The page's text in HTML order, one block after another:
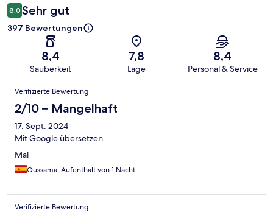
8,0 Sehr gut
397 Bewertungen
8,4
Sauberkeit
7,8
Lage
8,4
Personal & Service
Bewertungen
Verifizierte Bewertung
2/10 – Mangelhaft
17. Sept. 2024
Mit Google übersetzen
Mal
Oussama, Aufenthalt von 1 Nacht
Verifizierte Bewertung